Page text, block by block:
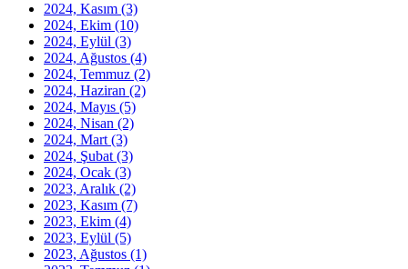
2024, Kasım (3)
2024, Ekim (10)
2024, Eylül (3)
2024, Ağustos (4)
2024, Temmuz (2)
2024, Haziran (2)
2024, Mayıs (5)
2024, Nisan (2)
2024, Mart (3)
2024, Şubat (3)
2024, Ocak (3)
2023, Aralık (2)
2023, Kasım (7)
2023, Ekim (4)
2023, Eylül (5)
2023, Ağustos (1)